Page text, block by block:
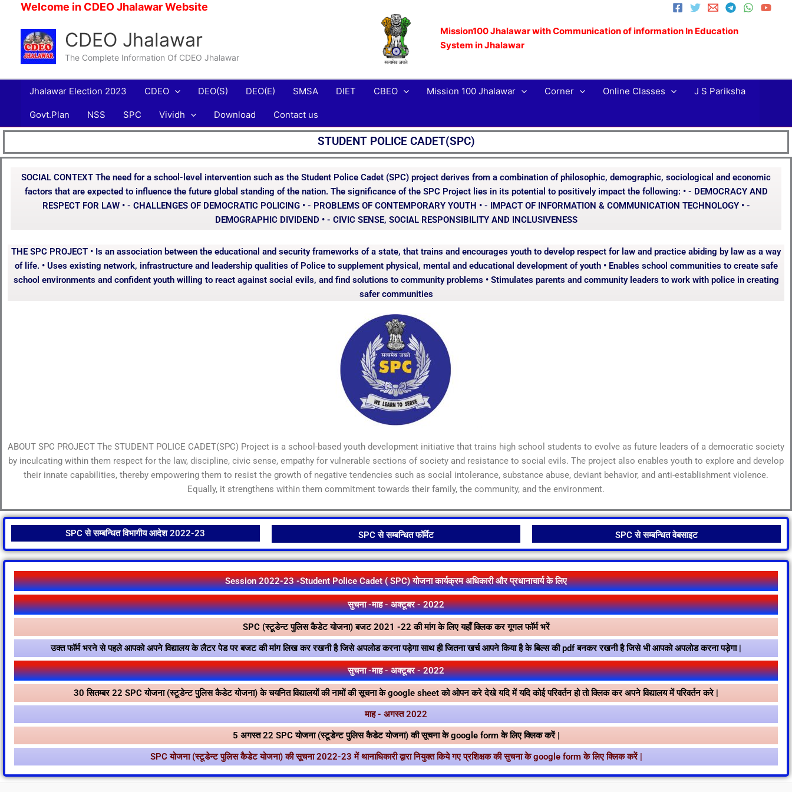
content
Welcome in CDEO Jhalawar Website
CDEO Jhalawar
The Complete Information Of CDEO Jhalawar
Mission100 Jhalawar with Communication of information In Education
System in Jhalawar
Jhalawar Election 2023 CDEO DEO(S) DEO(E) SMSA DIET CBEO Mission 100 Jhalawar Corner Online Classes J S Pariksha
Govt.Plan NSS SPC Vividh Download Contact us
STUDENT POLICE CADET(SPC)
SOCIAL CONTEXT The need for a school-level intervention such as the Student Police Cadet (SPC) project derives from a combination of philosophic, demographic, sociological and economic
factors that are expected to influence the future global standing of the nation. The significance of the SPC Project lies in its potential to positively impact the following: • - DEMOCRACY AND
RESPECT FOR LAW • - CHALLENGES OF DEMOCRATIC POLICING • - PROBLEMS OF CONTEMPORARY YOUTH • - IMPACT OF INFORMATION & COMMUNICATION TECHNOLOGY • -
DEMOGRAPHIC DIVIDEND • - CIVIC SENSE, SOCIAL RESPONSIBILITY AND INCLUSIVENESS
THE SPC PROJECT • Is an association between the educational and security frameworks of a state, that trains and encourages youth to develop respect for law and practice abiding by law as a way
of life. • Uses existing network, infrastructure and leadership qualities of Police to supplement physical, mental and educational development of youth • Enables school communities to create safe
school environments and confident youth willing to react against social evils, and find solutions to community problems • Stimulates parents and community leaders to work with police in creating
safer communities
ABOUT SPC PROJECT The STUDENT POLICE CADET(SPC) Project is a school-based youth development initiative that trains high school students to evolve as future leaders of a democratic society
by inculcating within them respect for the law, discipline, civic sense, empathy for vulnerable sections of society and resistance to social evils. The project also enables youth to explore and develop
their innate capabilities, thereby empowering them to resist the growth of negative tendencies such as social intolerance, substance abuse, deviant behavior, and anti-establishment violence.
Equally, it strengthens within them commitment towards their family, the community, and the environment.
SPC से सम्बन्धित विभागीय आदेश 2022-23 SPC से सम्बन्धित फॉर्मेट SPC से सम्बन्धित वेबसाइट
Session 2022-23​ -Student Police Cadet ( SPC) योजना कार्यक्रम अधिकारी और प्रधानाचार्य के लिए
सुचना -माह - अक्टूबर - 2022
SPC (स्टूडेन्ट पुलिस कैडेट योजना) बजट 2021 -22 की मांग के लिए यहाँ क्लिक कर गूगल फॉर्म भरें
उक्त फॉर्म भरने से पहले आपको अपने विद्यालय के लैटर पेड पर बजट की मांग लिख कर रखनी है जिसे अपलोड करना पड़ेगा साथ ही जितना खर्च आपने किया है के बिल्स की pdf बनकर रखनी है जिसे भी आपको अपलोड करना पड़ेगा |
सुचना -माह - अक्टूबर - 2022
30 सितम्बर 22 SPC योजना (स्टूडेन्ट पुलिस कैडेट योजना) के चयनित विद्यालयों की नामों की सूचना के google sheet को ओपन करे देखे यदि में यदि कोई परिवर्तन हो तो क्लिक कर अपने विद्यालय में परिवर्तन करे |
माह - अगस्त 2022
5 अगस्त 22 SPC योजना (स्टूडेन्ट पुलिस कैडेट योजना) की सूचना के google form के लिए क्लिक करें |
SPC योजना (स्टूडेन्ट पुलिस कैडेट योजना) की सूचना 2022-23 में थानाधिकारी द्वारा नियुक्त किये गए प्रशिक्षक की सुचना के google form के लिए क्लिक करें |